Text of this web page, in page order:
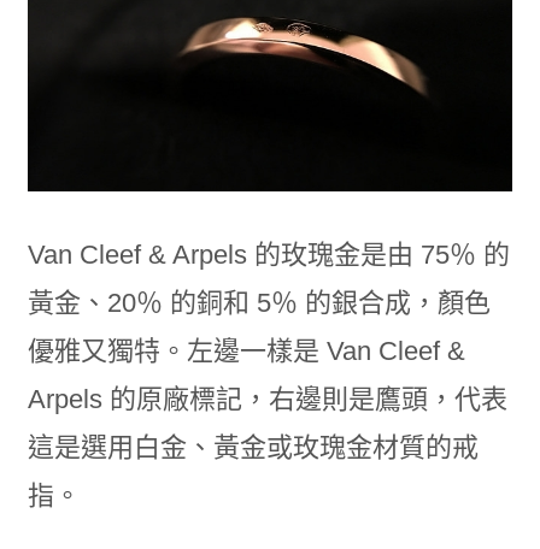
Van Cleef & Arpels 的玫瑰金是由 75％ 的
黃金、20％ 的銅和 5％ 的銀合成，顏色
優雅又獨特。左邊一樣是 Van Cleef &
Arpels 的原廠標記，右邊則是鷹頭，代表
這是選用白金、黃金或玫瑰金材質的戒
指。